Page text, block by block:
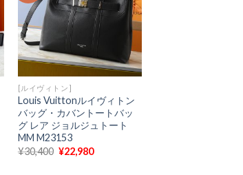
[ルイヴィトン]
Louis Vuittonルイヴィトン
バッグ・カバントートバッ
グ レア ジョルジュトート
MM M23153
¥30,400 元
¥22,980現